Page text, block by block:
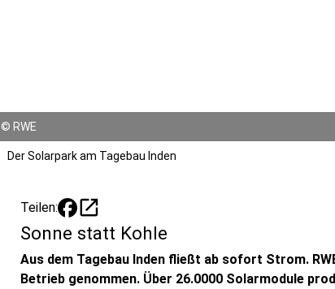
© RWE
Der Solarpark am Tagebau Inden
Teilen: open_in_new
Sonne statt Kohle
Aus dem Tagebau Inden fließt ab sofort Strom.
Betrieb genommen. Über 26.0000 Solarmodule